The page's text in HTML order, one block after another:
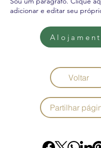
adicionar e editar seu
Voltar
Partilhar